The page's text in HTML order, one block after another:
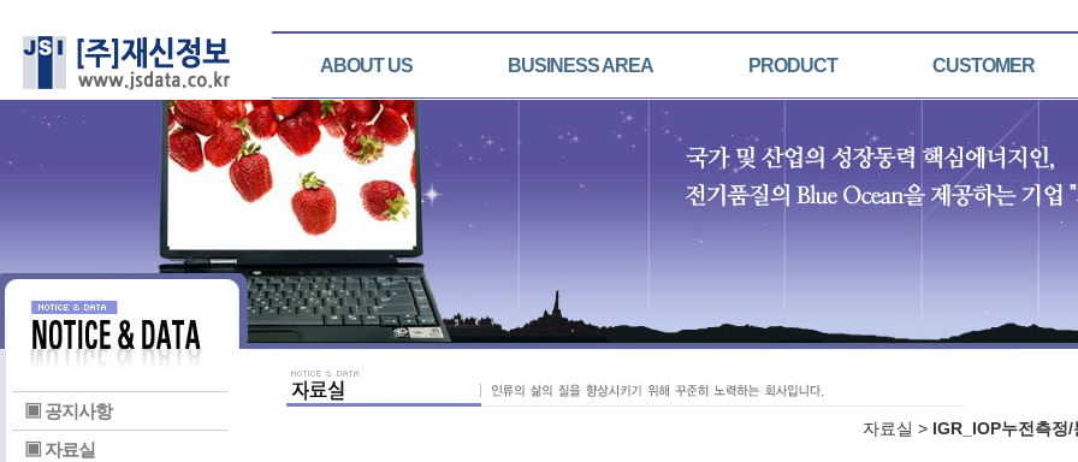
ABOUT US BUSINESS AREA PRODUCT CUSTOMER
▣ 공지사항
▣ 자료실
자료실 > IGR_IOP누전측정